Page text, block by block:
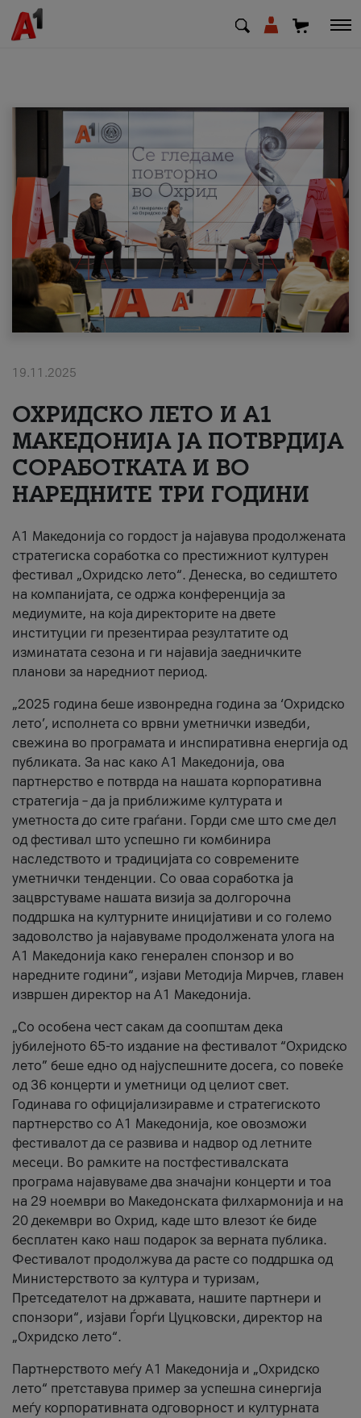
МК SQ
Приватни Деловни
Поддршка
Надополни кредит
#ПодобарОнлајн
19.11.2025
ОХРИДСКО ЛЕТО И A1
МАКЕДОНИЈА ЈА ПОТВРДИЈА
СОРАБОТКАТА И ВО
НАРЕДНИТЕ ТРИ ГОДИНИ
A1 Македонија со гордост ја најавува продолжената
стратегиска соработка со престижниот културен
фестивал „Охридско лето“. Денеска, во седиштето
на компанијата, се одржа конференција за
медиумите, на која директорите на двете
институции ги презентираа резултатите од
изминатата сезона и ги најавија заедничките
планови за наредниот период.
„2025 година беше извонредна година за ‘Охридско
лето’, исполнета со врвни уметнички изведби,
свежина во програмата и инспиративна енергија од
публиката. За нас како A1 Македонија, ова
партнерство е потврда на нашата корпоративна
стратегија – да ја приближиме културата и
уметноста до сите граѓани. Горди сме што сме дел
од фестивал што успешно ги комбинира
наследството и традицијата со современите
уметнички тенденции. Со оваа соработка ја
зацврстуваме нашата визија за долгорочна
поддршка на културните иницијативи и со големо
задоволство ја најавуваме продолжената улога на
A1 Македонија како генерален спонзор и во
наредните години“, изјави Методија Мирчев, главен
извршен директор на A1 Македонија.
„Со особена чест сакам да соопштам дека
јубилејното 65-то издание на фестивалот “Охридско
лето” беше едно од најуспешните досега, со повеќе
од 36 концерти и уметници од целиот свет.
Годинава го официјализиравме и стратегиското
партнерство со А1 Македонија, кое овозможи
фестивалот да се развива и надвор од летните
месеци. Во рамките на постфестивалската
програма најавуваме два значајни концерти и тоа
на 29 ноември во Македонската филхармонија и на
20 декември во Охрид, каде што влезот ќе биде
бесплатен како наш подарок за верната публика.
Фестивалот продолжува да расте со поддршка од
Министерството за култура и туризам,
Претседателот на државата, нашите партнери и
спонзори“, изјави Ѓорѓи Цуцковски, директор на
„Охридско лето“.
Партнерството меѓу A1 Македонија и „Охридско
лето“ претставува пример за успешна синергија
меѓу корпоративната одговорност и културната